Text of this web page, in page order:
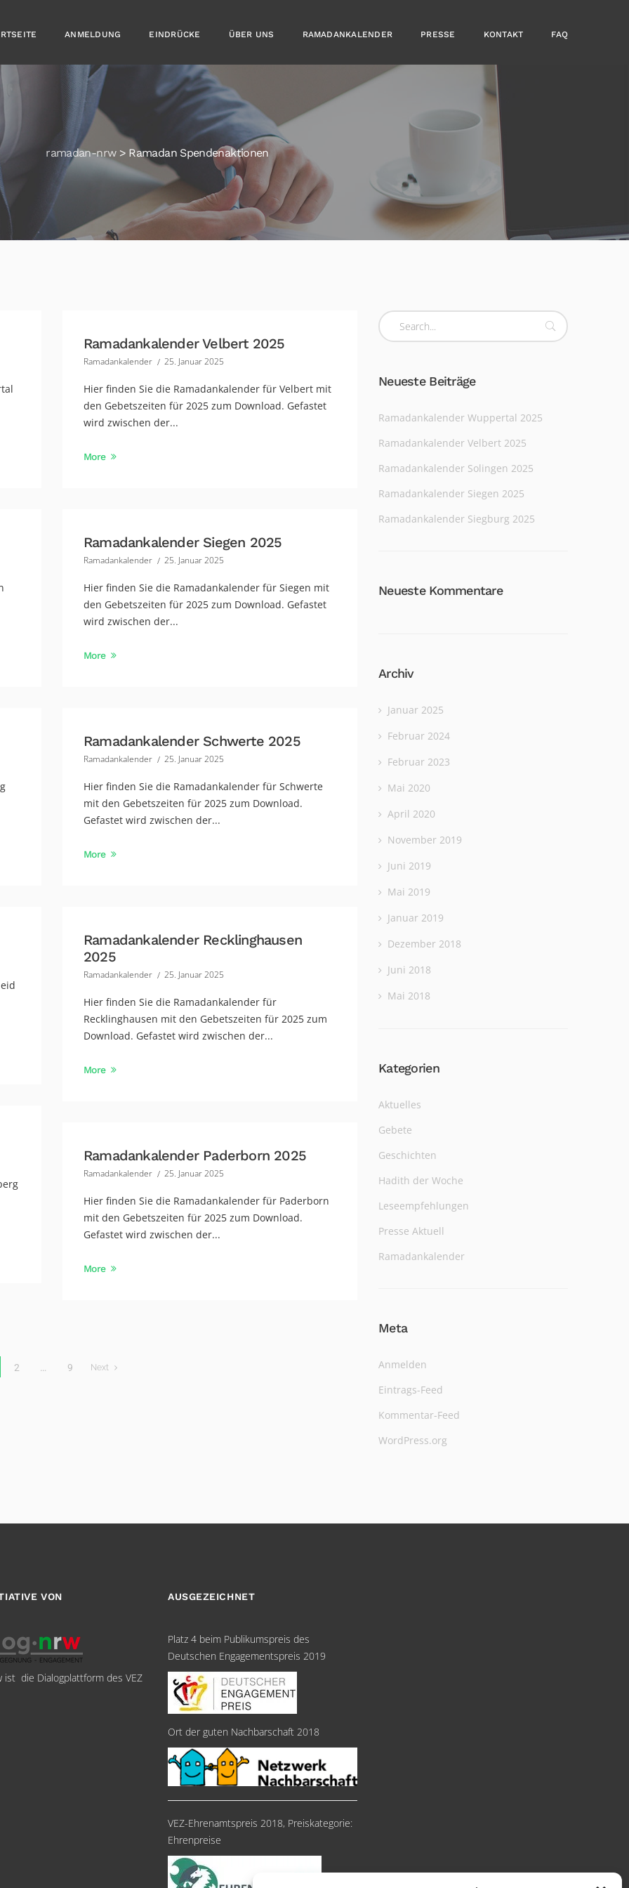
ANMELDUNG EINDRÜCKE ÜBER UNS RAMADANKALENDER PRESSE KONTAKT FAQ
ramadan-nrw> Ramadan Spendenaktionen
Ramadankalender Velbert 2025
Ramadankalender 25. Januar 2025
Hier finden Sie die Ramadankalender für Velbert mit
den Gebetszeiten für 2025 zum Download. Gefastet
wird zwischen der...
More
Ramadankalender Siegen 2025
Ramadankalender 25. Januar 2025
Hier finden Sie die Ramadankalender für Siegen mit
den Gebetszeiten für 2025 zum Download. Gefastet
wird zwischen der...
More
Ramadankalender Schwerte 2025
Ramadankalender 25. Januar 2025
Hier finden Sie die Ramadankalender für Schwerte
mit den Gebetszeiten für 2025 zum Download.
Gefastet wird zwischen der...
More
Ramadankalender Recklinghausen
2025
Ramadankalender 25. Januar 2025
Hier finden Sie die Ramadankalender für
Recklinghausen mit den Gebetszeiten für 2025 zum
Download. Gefastet wird zwischen der...
More
Ramadankalender Paderborn 2025
Ramadankalender 25. Januar 2025
Hier finden Sie die Ramadankalender für Paderborn
mit den Gebetszeiten für 2025 zum Download.
Gefastet wird zwischen der...
More
2 … 9 Next
Neueste Beiträge
Ramadankalender Wuppertal 2025
Ramadankalender Velbert 2025
Ramadankalender Solingen 2025
Ramadankalender Siegen 2025
Ramadankalender Siegburg 2025
Neueste Kommentare
Archiv
Januar 2025
Februar 2024
Februar 2023
Mai 2020
April 2020
November 2019
Juni 2019
Mai 2019
Januar 2019
Dezember 2018
Juni 2018
Mai 2018
Kategorien
Aktuelles
Gebete
Geschichten
Hadith der Woche
Leseempfehlungen
Presse Aktuell
Ramadankalender
Meta
Anmelden
Eintrags-Feed
Kommentar-Feed
WordPress.org
VON
ist die Dialogplattform des VEZ
AUSGEZEICHNET
Platz 4 beim Publikumspreis des
Deutschen Engagementspreis 2019
Ort der guten Nachbarschaft 2018
VEZ-Ehrenamtspreis 2018, Preiskategorie:
Ehrenpreise